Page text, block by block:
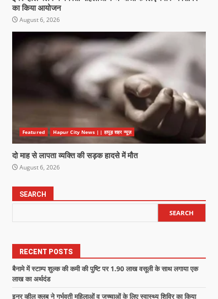
का किया आयोजन
August 6, 2026
Featured Hapur City News || हापुड़ शहर न्यूज़
दो माह से लापता व्यक्ति की सड़क हादसे में मौत
August 6, 2026
SEARCH
SEARCH
RECENT POSTS
बैनामे में स्टाम्प शुल्क की कमी की पुष्टि पर 1.90 लाख वसूली के साथ लगाया एक
लाख का अर्थदंड
इनर व्हील क्लब ने गर्भवती महिलाओं व जच्चाओं के लिए स्वास्थ्य शिविर का किया